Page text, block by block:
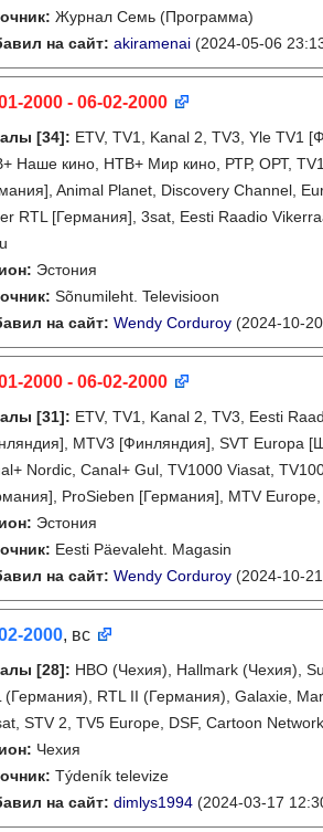
Журнал Семь (Программа)
на сайт: akiramenai (2024-05-06
2000 - 06-02-2000
[34]: ETV, TV1, Kanal 2, TV3, Yle TV1
Наше кино, НТВ+ Мир кино, РТР, ОРТ,
Animal Planet, Discovery Channel,
RTL [Германия], 3sat, Eesti Raadio
Эстония
Sõnumileht. Televisioon
на сайт: Wendy Corduroy (2024-10-
2000 - 06-02-2000
[31]: ETV, TV1, Kanal 2, TV3, Eesti
MTV3 [Финляндия], SVT Europa
Nordic, Canal+ Gul, TV1000 Viasat,
ProSieben [Германия], MTV
Эстония
Eesti Päevaleht. Magasin
на сайт: Wendy Corduroy (2024-10-
2000, вс
[28]: HBO (Чехия), Hallmark (Чехия),
(Германия), RTL II (Германия), Galaxie,
STV 2, TV5 Europe, DSF, Cartoon
Чехия
Týdeník televize
на сайт: dimlys1994 (2024-03-17